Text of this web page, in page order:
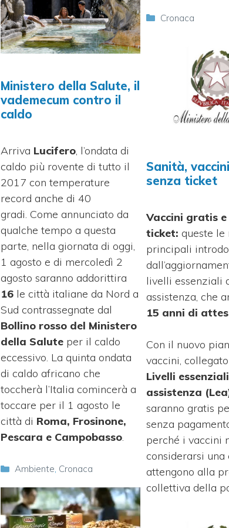
Categorie
Cronaca
Ministero della Salute, il
vademecum contro il
caldo
Arriva Lucifero, l’ondata di
caldo più rovente di tutto il
2017 con temperature
record anche di 40
gradi. Come annunciato da
qualche tempo a questa
parte, nella giornata di oggi,
1 agosto e di mercoledì 2
agosto saranno addorittira
16le città italiane da Nord a
Sud contrassegnate dal
Bollino rosso del Ministero
della Saluteper il caldo
eccessivo. La quinta ondata
di caldo africano che
toccherà l’Italia comincerà a
toccare per il 1 agosto le
città di Roma, Frosinone,
Pescara e Campobasso.
Categorie
Ambiente, Cronaca
Sanità,
senza ticket
Vaccini gratis e
ticket: queste le
principali
livelli essenziali
assistenza, che
15 anni di
Con il nuovo
vaccini,
Livelli
assistenza
saranno gratis
senza
perché i vaccini
considerarsi una
attengono alla
collettiva della